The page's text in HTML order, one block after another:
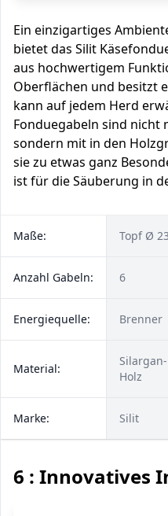
Ein einzigartiges
bietet das Silit
aus hochwertigem
Oberflächen und besitzt
kann auf jedem Herd
Fonduegabeln sind nicht
sondern mit in den
sie zu etwas ganz
ist für die Säuberung in
Maße: Topf Ø
Anzahl Gabeln: 6
Energiequelle: Brenner
Material:
Holz
Marke: Silit
6 : Innovatives